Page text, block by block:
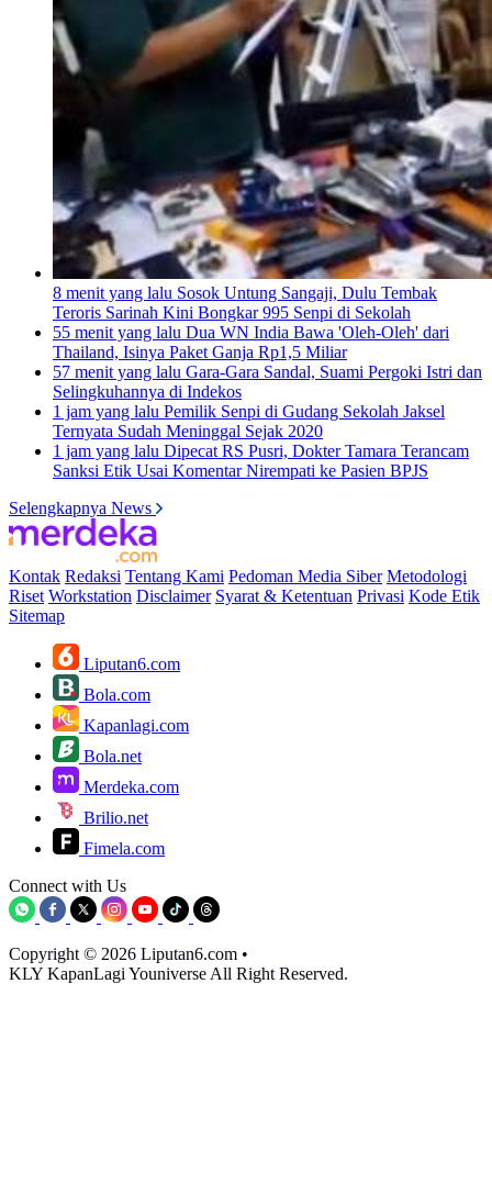
8 menit yang lalu Sosok Untung Sangaji, Dulu Tembak
Teroris Sarinah Kini Bongkar 995 Senpi di Sekolah
55 menit yang lalu Dua WN India Bawa 'Oleh-Oleh' dari
Thailand, Isinya Paket Ganja Rp1,5 Miliar
57 menit yang lalu Gara-Gara Sandal, Suami Pergoki Istri dan
Selingkuhannya di Indekos
1 jam yang lalu Pemilik Senpi di Gudang Sekolah Jaksel
Ternyata Sudah Meninggal Sejak 2020
1 jam yang lalu Dipecat RS Pusri, Dokter Tamara Terancam
Sanksi Etik Usai Komentar Nirempati ke Pasien BPJS
Selengkapnya News
Kontak Redaksi Tentang Kami Pedoman Media Siber Metodologi
Riset Workstation Disclaimer Syarat & Ketentuan Privasi Kode Etik
Sitemap
Liputan6.com
Bola.com
Kapanlagi.com
Bola.net
Merdeka.com
Brilio.net
Fimela.com
Connect with Us
Copyright © 2026 Liputan6.com •
KLY KapanLagi Youniverse All Right Reserved.